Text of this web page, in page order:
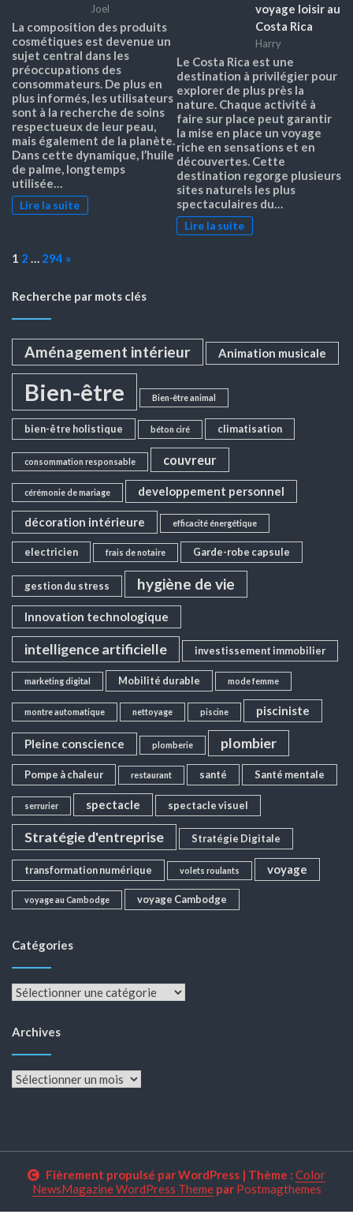
Joel
La composition des produits
cosmétiques est devenue un
sujet central dans les
préoccupations des
consommateurs. De plus en
plus informés, les utilisateurs
sont à la recherche de soins
respectueux de leur peau,
mais également de la planète.
Dans cette dynamique, l’huile
de palme, longtemps
utilisée…
Lire la suite
voyage loisir au
Costa Rica
Harry
Le Costa Rica est une
destination à privilégier pour
explorer de plus près la
nature. Chaque activité à
faire sur place peut garantir
la mise en place un voyage
riche en sensations et en
découvertes. Cette
destination regorge plusieurs
sites naturels les plus
spectaculaires du…
Lire la suite
Page:
1 2 … 294 Next
»
Recherche par mots clés
Aménagement intérieur Animation musicale
Bien-être Bien-être animal
bien-être holistique béton ciré climatisation
consommation responsable couvreur
cérémonie de mariage developpement personnel
décoration intérieure efficacité énergétique
electricien frais de notaire Garde-robe capsule
gestion du stress hygiène de vie
Innovation technologique
intelligence artificielle investissement immobilier
marketing digital Mobilité durable mode femme
montre automatique nettoyage piscine pisciniste
Pleine conscience plomberie plombier
Pompe à chaleur restaurant santé Santé mentale
serrurier spectacle spectacle visuel
Stratégie d'entreprise Stratégie Digitale
transformation numérique volets roulants voyage
voyage au Cambodge voyage Cambodge
Catégories
Catégories
Archives
Archives
Fièrement propulsé par WordPress | Thème : Color
NewsMagazine WordPress Themepar Postmagthemes